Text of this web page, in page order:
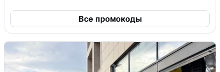
Все промокоды